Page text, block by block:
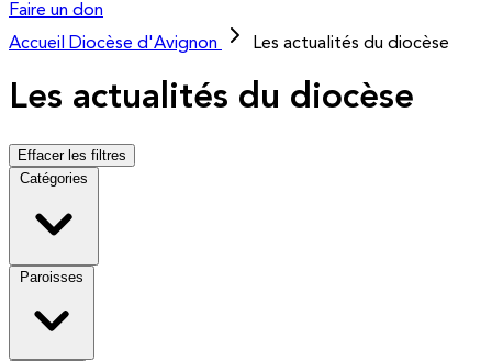
Faire un don
Accueil
Diocèse d'Avignon Les actualités du diocèse
Les actualités du diocèse
Effacer les filtres
Catégories
Paroisses